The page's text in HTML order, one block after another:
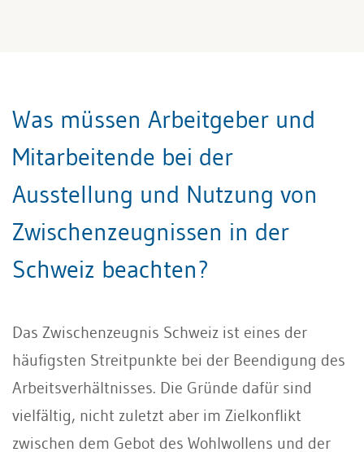
Was müssen Arbeitgeber und
Mitarbeitende bei der
Ausstellung und Nutzung von
Zwischenzeugnissen in der
Schweiz beachten?
Das Zwischenzeugnis Schweiz ist eines der
häufigsten Streitpunkte bei der Beendigung des
Arbeitsverhältnisses. Die Gründe dafür sind
vielfältig, nicht zuletzt aber im Zielkonflikt
zwischen dem Gebot des Wohlwollens und der